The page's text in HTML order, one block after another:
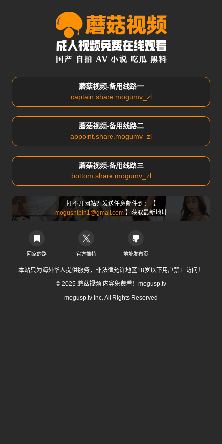
蘑菇视频-备用线路一
captain.share.mogumv_zl
蘑菇视频-备用线路二
appoint.share.mogumv_zl
蘑菇视频-备用线路三
bottom.share.mogumv_zl
打不开网站？发送任意邮件到：【
mogushipin1@gmail.com】获取最新地址
回家的路 官方推特 地址发布页
本站只为海外华人提供服务，非法律允许地区18岁以下用户禁止访问！
© 2025 蘑菇视频 内容免费看！mogusp.tv
mogusp.tv Inc. All Rights Reserved